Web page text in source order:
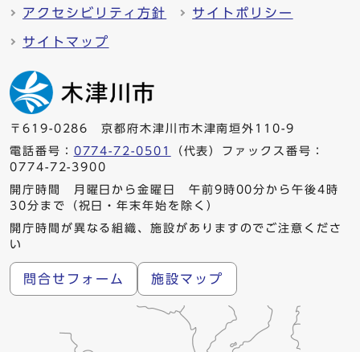
アクセシビリティ方針 サイトポリシー
サイトマップ
〒619-0286 京都府木津川市木津南垣外110-9
電話番号： 0774-72-0501
（代表）ファックス番号：
0774-72-3900
開庁時間 月曜日から金曜日 午前9時00分から午後4時
30分まで（祝日・年末年始を除く）
開庁時間が異なる組織、施設がありますのでご注意くださ
い
問合せフォーム 施設マップ